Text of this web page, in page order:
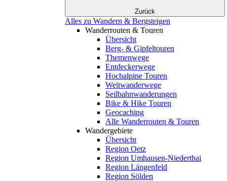
Zurück
Alles zu Wandern & Bergsteigen
Wanderrouten & Touren
Übersicht
Berg- & Gipfeltouren
Themenwege
Entdeckerwege
Hochalpine Touren
Weitwanderwege
Seilbahnwanderungen
Bike & Hike Touren
Geocaching
Alle Wanderrouten & Touren
Wandergebiete
Übersicht
Region Oetz
Region Umhausen-Niederthai
Region Längenfeld
Region Sölden